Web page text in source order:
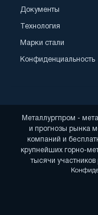
Документы
Технология
Марки стали
Конфиденциальность
Металлургпром -
и прогнозы рынка
компаний и
крупнейших горно-
тысячи участников